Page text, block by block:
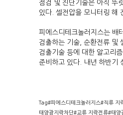
점검 및 진단기술은 아직 뚜
있다. 셀전압을 모니터링 해
피에스디테크놀러지스는 배
검출하는 기술, 순환전류 및
검출기술 등에 대한 알고리
준비하고 있다. 내년 하반기
Tag#피에스디테크놀러지스#직류 지
태양광지락차단#교류 지락전류#태양